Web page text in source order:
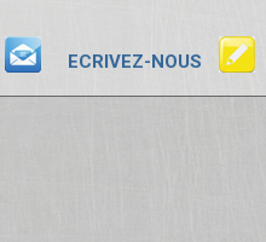
ECRIVEZ-NOUS